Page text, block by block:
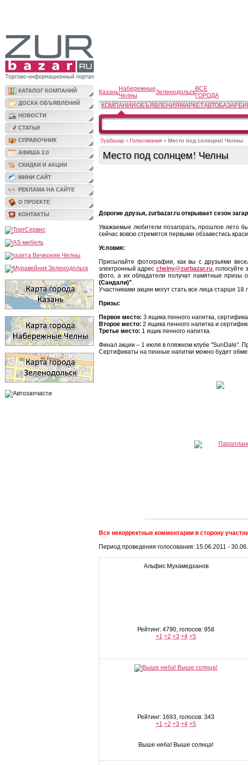
КАТАЛОГ КОМПАНИЙ
ДОСКА ОБЪЯВЛЕНИЙ
НОВОСТИ
СТАТЬИ
СПРАВОЧНИК
АФИША 2.0
СКИДКИ И АКЦИИ
МИНИ САЙТ
РЕКЛАМА НА САЙТЕ
О ПРОЕКТЕ
КОНТАКТЫ
КазаньНабережные
Челны
ЗеленодольскВСЕ
ГОРОДА
КОМПАНИИ ОБЪЯВЛЕНИЯ МАРКЕТАВТОБАЗАР
Зурбазар » Голосования » Место под солнцем! Челны
Место под солнцем! Челны
Дорогие друзья, zurbazar.ru открывает сезон
Уважаемые любители позагорать, прошлое лето
сейчас вовсю стремятся первыми обзавестись
Условия:
Присылайте фотографии, как вы с друзьями
электронный адрес chelny@zurbazar.ru,
фото, а их обладатели получат памятные призы
(Сандали)".
Участниками акции могут стать все лица старше 18
Призы:
Первое место: 3 ящика пенного напитка,
Второе место: 2 ящика пенного напитка и
Третье место: 1 ящик пенного напитка.
Финал акции – 1 июля в пляжном клубе "SunDale".
Сертификаты на пенные напитки можно будет
Все некорректные комментарии в сторону
Период проведения голосования: 15.06.2011 -
Альфис Мухамедханов
Рейтинг: 4790, голосов: 958
+1 +2 +3 +4 +5
Рейтинг: 1693, голосов: 343
+1 +2 +3 +4 +5
Выше неба! Выше солнца!